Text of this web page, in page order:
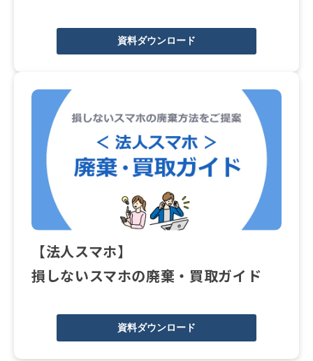
資料ダウンロード
【法人スマホ】
損しないスマホの廃棄・買取ガイド
資料ダウンロード